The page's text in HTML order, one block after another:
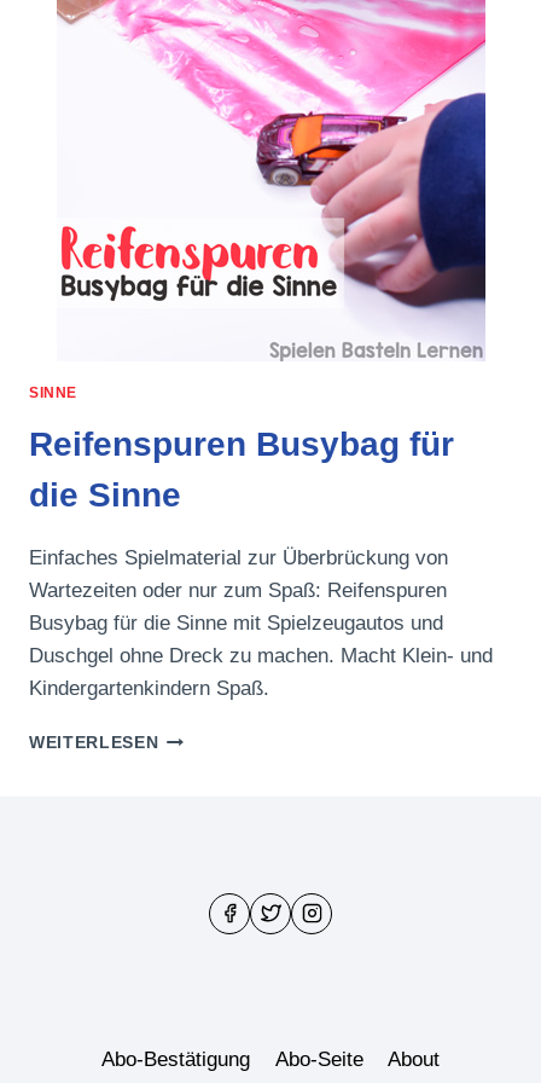
SINNE
Reifenspuren Busybag für
die Sinne
Einfaches Spielmaterial zur Überbrückung von
Wartezeiten oder nur zum Spaß: Reifenspuren
Busybag für die Sinne mit Spielzeugautos und
Duschgel ohne Dreck zu machen. Macht Klein- und
Kindergartenkindern Spaß.
WEITERLESENREIFENSPUREN
Abo-Bestätigung Abo-Seite About